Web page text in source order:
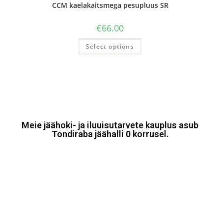
CCM kaelakaitsmega pesupluus SR
€66.00
Select options
Meie jäähoki- ja iluuisutarvete kauplus asub
Tondiraba jäähalli 0 korrusel.